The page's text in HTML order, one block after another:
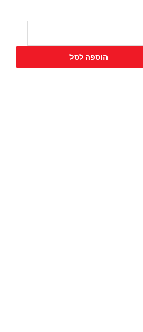
הוספה לסל